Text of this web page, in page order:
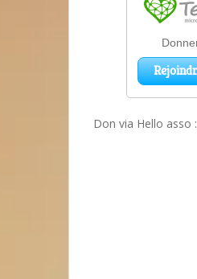
Don via Hello asso :